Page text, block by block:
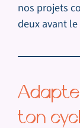
nos projets
deux avant
ton